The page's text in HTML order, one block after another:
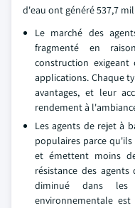
d'eau ont généré 537,7
Le marché des
fragmenté en
construction
applications. Chaque
avantages, et leur
rendement à
Les agents de rejet à
populaires parce
et émettent moins
résistance des
diminué dans les
environnementale